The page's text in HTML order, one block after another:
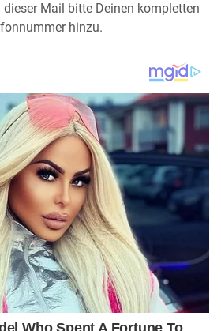
dieser Mail bitte Deinen kompletten
hinzu.